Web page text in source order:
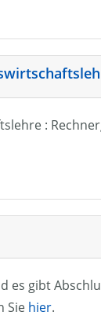
:
gibt
Sie hier.